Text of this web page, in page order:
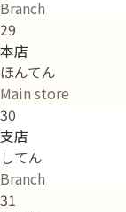
Branch
29
本店
ほんてん
Main store
30
支店
してん
Branch
31